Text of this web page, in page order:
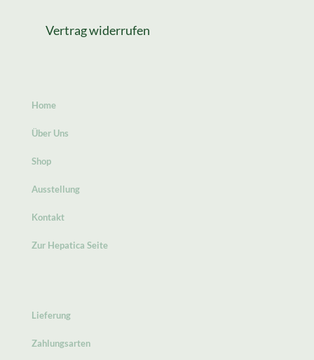
Vertrag widerrufen
Home
Über Uns
Shop
Ausstellung
Kontakt
Zur Hepatica Seite
Lieferung
Zahlungsarten